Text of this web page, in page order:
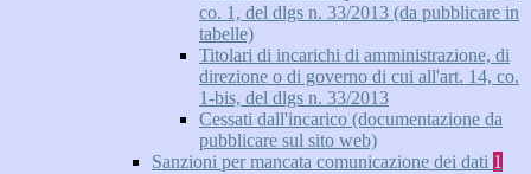
co. 1, del dlgs n. 33/2013 (da pubblicare in
tabelle)
Titolari di incarichi di amministrazione, di
direzione o di governo di cui all'art. 14, co.
1-bis, del dlgs n. 33/2013
Cessati dall'incarico (documentazione da
pubblicare sul sito web)
Sanzioni per mancata comunicazione dei dati 1